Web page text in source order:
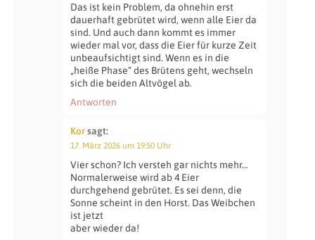
Das ist kein Problem, da ohnehin erst
dauerhaft gebrütet wird, wenn alle Eier da
sind. Und auch dann kommt es immer
wieder mal vor, dass die Eier für kurze Zeit
unbeaufsichtigt sind. Wenn es in die
„heiße Phase“ des Brütens geht, wechseln
sich die beiden Altvögel ab.
Antworten
Korsagt:
17. März 2026 um 19:50 Uhr
Vier schon? Ich versteh gar nichts mehr…
Normalerweise wird ab 4 Eier
durchgehend gebrütet. Es sei denn, die
Sonne scheint in den Horst. Das Weibchen
ist jetzt
aber wieder da!